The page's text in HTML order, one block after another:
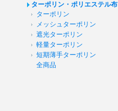
ターポリン・ポリエステル布
ターポリン
メッシュターポリン
遮光ターポリン
軽量ターポリン
短期薄手ターポリン
全商品